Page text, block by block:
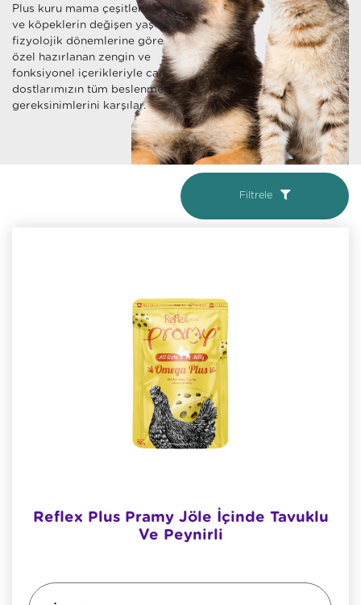
Plus kuru mama çeşitleri, kedi
ve köpeklerin değişen yaş ve
fizyolojik dönemlerine göre
özel hazırlanan zengin ve
fonksiyonel içerikleriyle can
dostlarımızın tüm beslenme
gereksinimlerini karşılar.
Filtrele
Reflex Plus Pramy Jöle İçinde Tavuklu
Ve Peynirli